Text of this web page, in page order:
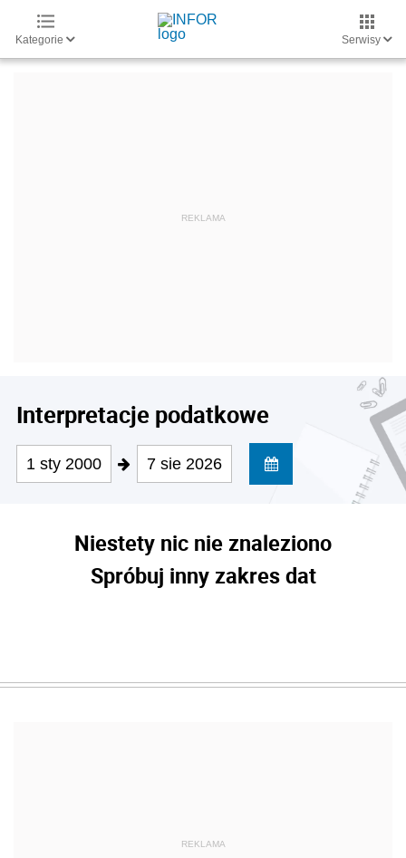
Kategorie Serwisy
Interpretacje podatkowe
1 sty 2000 7 sie 2026
Niestety nic nie znaleziono
Spróbuj inny zakres dat
REKLAMA